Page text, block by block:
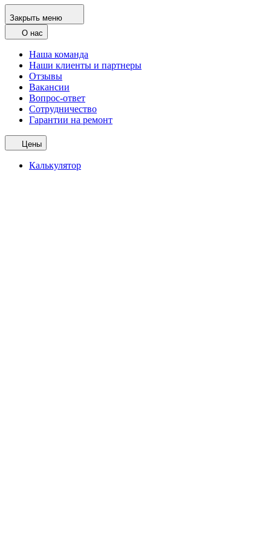
Закрыть меню
О нас
Наша команда
Наши клиенты и партнеры
Отзывы
Вакансии
Вопрос-ответ
Сотрудничество
Гарантии на ремонт
Цены
Калькулятор